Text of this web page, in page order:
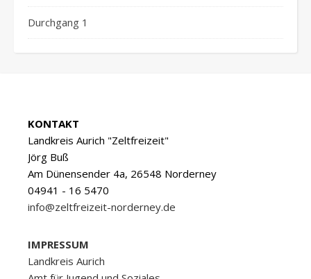
Durchgang 1
KONTAKT
Landkreis Aurich "Zeltfreizeit"
Jörg Buß
Am Dünensender 4a, 26548 Norderney
04941 - 16 5470
info@zeltfreizeit-norderney.de
IMPRESSUM
Landkreis Aurich